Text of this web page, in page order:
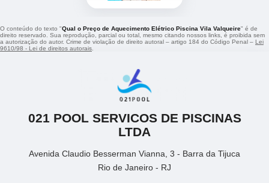
O conteúdo do texto "Qual o Preço de Aquecimento Elétrico Piscina Vila Valqueire" é de
direito reservado. Sua reprodução, parcial ou total, mesmo citando nossos links, é proibida sem
a autorização do autor. Crime de violação de direito autoral – artigo 184 do Código Penal – Lei
9610/98 - Lei de direitos autorais.
021 POOL SERVICOS DE PISCINAS
LTDA
Avenida Claudio Besserman Vianna, 3 - Barra da Tijuca
Rio de Janeiro - RJ